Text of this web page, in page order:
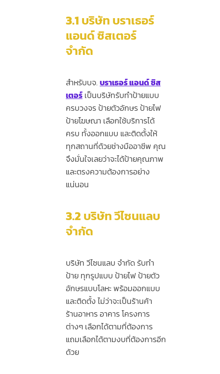
3.1 บริษัท บราเธอร์
แอนด์ ซิสเตอร์
จำกัด
สำหรับบจ. บราเธอร์ แอนด์ ซิส
เตอร์ เป็นบริษัทรับทำป้ายแบบ
ครบวงจร ป้ายตัวอักษร ป้ายไฟ
ป้ายโฆษณา เลือกใช้บริการได้
ครบ ทั้งออกแบบ และติดตั้งให้
ทุกสถานที่ด้วยช่างมืออาชีพ คุณ
จึงมั่นใจเลยว่าจะได้ป้ายคุณภาพ
และตรงความต้องการอย่าง
แน่นอน
3.2 บริษัท วีไซนแลบ
จำกัด
บริษัท วีไซนแลบ จำกัด รับทำ
ป้าย ทุกรูปแบบ ป้ายไฟ ป้ายตัว
อักษรแบบโลหะ พร้อมออกแบบ
และติดตั้ง ไม่ว่าจะเป็นร้านค้า
ร้านอาหาร อาคาร โครงการ
ต่างๆ เลือกได้ตามที่ต้องการ
แถมเลือกได้ตามงบที่ต้องการอีก
ด้วย